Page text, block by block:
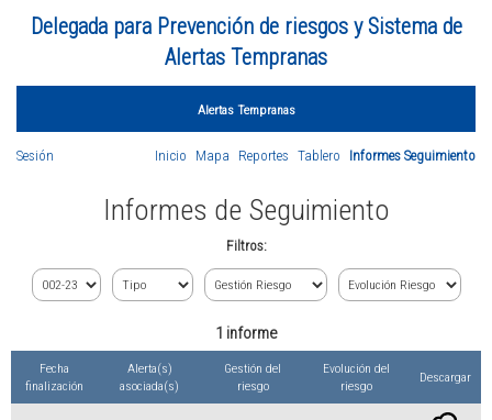
Delegada para Prevención de riesgos y Sistema de
Alertas Tempranas
Alertas Tempranas
Inicio Mapa Reportes Tablero Informes Seguimiento
Sesión
Informes de Seguimiento
Filtros:
1 informe
Fecha
finalización
Alerta(s)
asociada(s)
Gestión del
riesgo
Evolución del
riesgo
Descargar